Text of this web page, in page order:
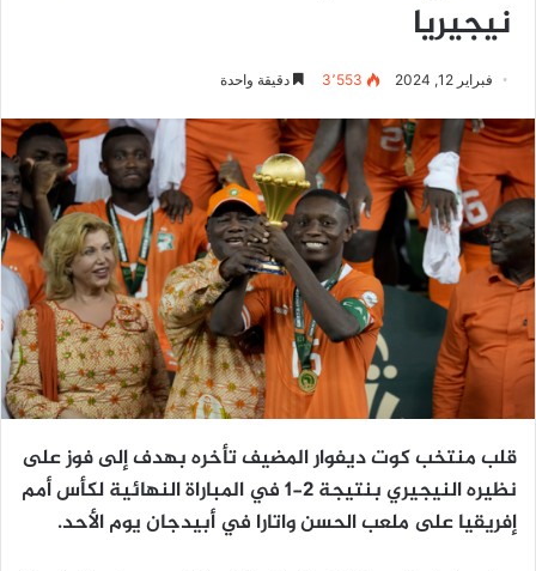
نيجيريا
فبراير 12, 2024 3٬553 دقيقة واحدة
قلب منتخب كوت ديفوار المضيف تأخره بهدف إلى فوز على
نظيره النيجيري بنتيجة 2-1 في المباراة النهائية لكأس أمم
إفريقيا على ملعب الحسن واتارا في أبيدجان يوم الأحد.